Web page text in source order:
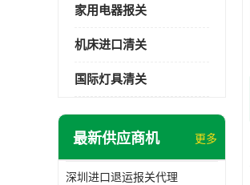
家用电器报关
机床进口清关
国际灯具清关
最新供应商机 更多
深圳进口退运报关代理